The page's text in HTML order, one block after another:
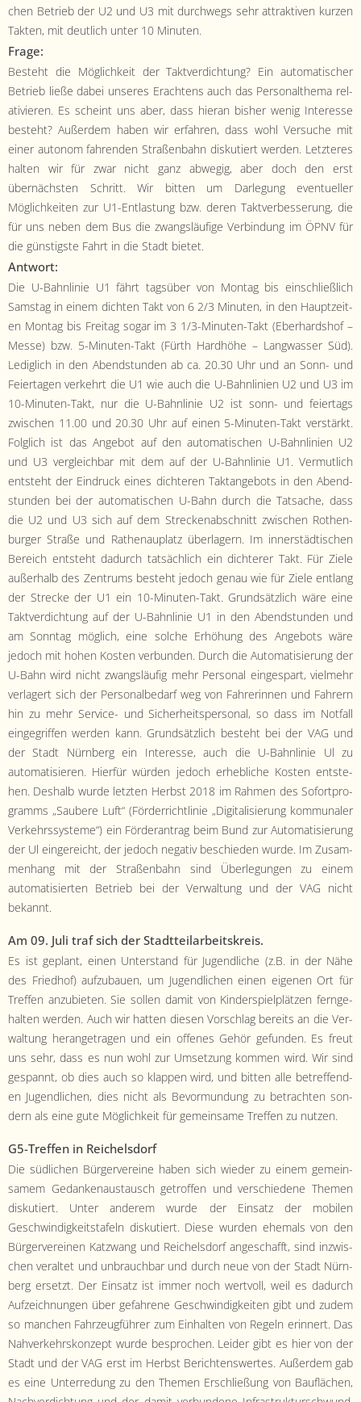
chen Betrieb der U2 und U3 mit durch­wegs sehr attrak­tiv­en kurzen
Tak­ten, mit deut­lich unter 10 Minuten.
Frage:
Beste­ht die Möglichkeit der Tak­tverdich­tung? Ein automa­tis­ch­er
Betrieb ließe dabei unseres Eracht­ens auch das Per­son­althe­ma rel­
a­tivieren. Es scheint uns aber, dass hier­an bish­er wenig Inter­esse
beste­ht? Außer­dem haben wir erfahren, dass wohl Ver­suche mit
ein­er autonom fahren­den Straßen­bahn disku­tiert wer­den. Let­zteres
hal­ten wir für zwar nicht ganz abwegig, aber doch den erst
übernäch­sten Schritt. Wir bit­ten um Dar­legung eventueller
Möglichkeit­en zur U1-Ent­las­tung bzw. deren Tak­tverbesserung, die
für uns neben dem Bus die zwangsläu­fige Verbindung im ÖPNV für
die gün­stig­ste Fahrt in die Stadt bietet.
Antwort:
Die U-Bahn­lin­ie U1 fährt tagsüber von Mon­tag bis ein­schließlich
Sam­stag in einem dicht­en Takt von 6 2/3 Minuten, in den Hauptzeit­
en Mon­tag bis Fre­itag sog­ar im 3 1/3-Minuten-Takt (Eber­hard­shof –
Messe) bzw. 5-Minuten-Takt (Fürth Hard­höhe – Lang­wass­er Süd).
Lediglich in den Abend­stun­den ab ca. 20.30 Uhr und an Sonn- und
Feierta­gen verkehrt die U1 wie auch die U-Bahn­lin­ien U2 und U3 im
10-Minuten-Takt, nur die U-Bahn­lin­ie U2 ist sonn- und feiertags
zwis­chen 11.00 und 20.30 Uhr auf einen 5-Minuten-Takt ver­stärkt.
Fol­glich ist das Ange­bot auf den automa­tis­chen U-Bahn­lin­ien U2
und U3 ver­gle­ich­bar mit dem auf der U-Bahn­lin­ie U1. Ver­mut­lich
entste­ht der Ein­druck eines dichteren Tak­tange­bots in den Abend­
stun­den bei der automa­tis­chen U-Bahn durch die Tat­sache, dass
die U2 und U3 sich auf dem Streck­en­ab­schnitt zwis­chen Rothen­
burg­er Straße und Rathenau­platz über­lagern. Im inner­städtis­chen
Bere­ich entste­ht dadurch tat­säch­lich ein dichter­er Takt. Für Ziele
außer­halb des Zen­trums beste­ht jedoch genau wie für Ziele ent­lang
der Strecke der U1 ein 10-Minuten-Takt. Grund­sät­zlich wäre eine
Tak­tverdich­tung auf der U-Bahn­lin­ie U1 in den Abend­stun­den und
am Son­ntag möglich, eine solche Erhöhung des Ange­bots wäre
jedoch mit hohen Kosten ver­bun­den. Durch die Automa­tisierung der
U-Bahn wird nicht zwangsläu­fig mehr Per­son­al einges­part, vielmehr
ver­lagert sich der Per­son­albe­darf weg von Fahrerin­nen und Fahrern
hin zu mehr Ser­vice- und Sicher­heitsper­son­al, so dass im Not­fall
einge­grif­f­en wer­den kann. Grund­sät­zlich beste­ht bei der VAG und
der Stadt Nürn­berg ein Inter­esse, auch die U-Bahn­lin­ie Ul zu
automa­tisieren. Hier­für wür­den jedoch erhe­bliche Kosten entste­
hen. Deshalb wurde let­zten Herb­st 2018 im Rah­men des Sofort­pro­
gramms „Saubere Luft“ (Förder­richtlin­ie „Dig­i­tal­isierung kom­mu­naler
Verkehrssys­teme“) ein Förder­antrag beim Bund zur Automa­tisierung
der Ul ein­gere­icht, der jedoch neg­a­tiv beschieden wurde. Im Zusam­
men­hang mit der Straßen­bahn sind Über­legun­gen zu einem
automa­tisierten Betrieb bei der Ver­wal­tung und der VAG nicht
bekannt.
Am 09. Juli traf sich der Stadt­teilar­beit­skreis.
Es ist geplant, einen Unter­stand für Jugendliche (z.B. in der Nähe
des Fried­hof) aufzubauen, um Jugendlichen einen eige­nen Ort für
Tre­f­fen anzu­bi­eten. Sie sollen damit von Kinder­spielplätzen fer­nge­
hal­ten wer­den. Auch wir hat­ten diesen Vorschlag bere­its an die Ver­
wal­tung herange­tra­gen und ein offenes Gehör gefun­den. Es freut
uns sehr, dass es nun wohl zur Umset­zung kom­men wird. Wir sind
ges­pan­nt, ob dies auch so klap­pen wird, und bit­ten alle betr­e­f­fend­
en Jugendlichen, dies nicht als Bevor­mundung zu betra­cht­en son­
dern als eine gute Möglichkeit für gemein­same Tre­f­fen zu nutzen.
G5-Tre­f­fen in Reichels­dorf
Die südlichen Bürg­ervere­ine haben sich wieder zu einem gemein­
samem Gedanke­naus­tausch getrof­fen und ver­schiedene The­men
disku­tiert. Unter anderem wurde der Ein­satz der mobilen
Geschwindigkeit­stafeln disku­tiert. Diese wur­den ehe­mals von den
Bürg­ervere­inen Katzwang und Reichels­dorf angeschafft, sind inzwis­
chen ver­al­tet und unbrauch­bar und durch neue von der Stadt Nürn­
berg erset­zt. Der Ein­satz ist immer noch wertvoll, weil es dadurch
Aufze­ich­nun­gen über gefahrene Geschwindigkeit­en gibt und zudem
so manchen Fahrzeugführer zum Ein­hal­ten von Regeln erin­nert. Das
Nahverkehrskonzept wurde besprochen. Lei­der gibt es hier von der
Stadt und der VAG erst im Herb­st Bericht­enswertes. Außer­dem gab
es eine Unterre­dung zu den The­men Erschließung von Bau­flächen,